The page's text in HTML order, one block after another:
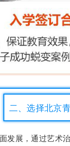
二、选择北京
发展，通过艺术